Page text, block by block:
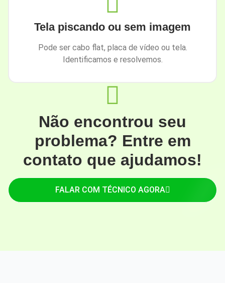
Tela piscando ou sem imagem
Pode ser cabo flat, placa de vídeo ou tela.
Identificamos e resolvemos.
Não encontrou seu
problema? Entre em
contato que ajudamos!
FALAR COM TÉCNICO AGORA